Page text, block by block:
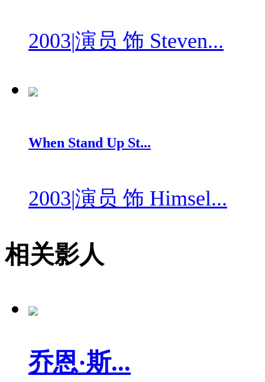
2003|演员 饰 Steven...
When Stand Up St...
2003|演员 饰 Himsel...
相关影人
乔恩·斯...